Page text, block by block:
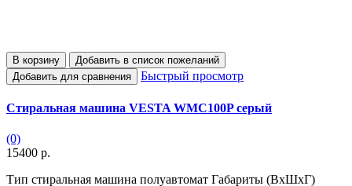
В корзину
Добавить в список пожеланий
Добавить для сравнения
Быстрый просмотр
Стиральная машина VESTA WMC100P серый
(0)
15400 р.
Тип стиральная машина полуавтомат Габариты (ВхШхГ)